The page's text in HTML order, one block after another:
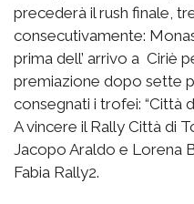
precederà il rush finale,
consecutivamente:
prima dell’ arrivo a Ciriè
premiazione dopo sette
consegnati i trofei: “Città
A vincere il Rally Città di
Jacopo Araldo e Lorena
Fabia Rally2.